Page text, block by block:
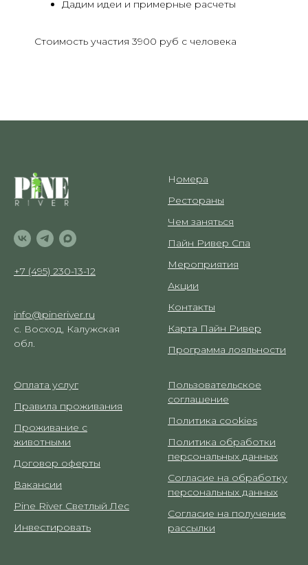
Дадим идеи и примерные расчеты
Стоимость участия 3900 руб с человека
+7 (495) 230-13-12
info@pineriver.ru
с. Восход, Калужская
обл.
Номера
Рестораны
Чем заняться
Пайн Ривер Спа
Мероприятия
Акции
Контакты
Карта Пайн Ривер
Программа лояльности
Оплата услуг
Правила проживания
Проживание с
животными
Договор оферты
Вакансии
Pine River Светлый Лес
Инвестировать
Пользовательское
соглашение
Политика cookies
Политика обработки
персональных данных
Согласие на обработку
персональных данных
Согласие на получение
рассылки